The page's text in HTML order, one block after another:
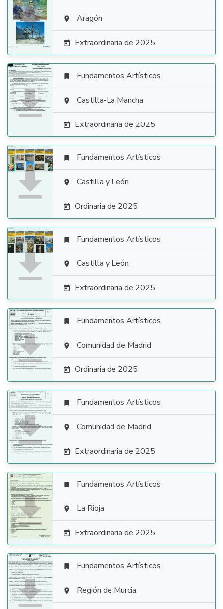
  Aragón
 Extraordinaria de 2025

 Fundamentos Artísticos
 Castilla-La Mancha
 Extraordinaria de 2025

 Fundamentos Artísticos
 Castilla y León
 Ordinaria de 2025

 Fundamentos Artísticos
 Castilla y León
 Extraordinaria de 2025

 Fundamentos Artísticos
 Comunidad de Madrid
 Ordinaria de 2025

 Fundamentos Artísticos
 Comunidad de Madrid
 Extraordinaria de 2025

 Fundamentos Artísticos
 La Rioja
 Extraordinaria de 2025

 Fundamentos Artísticos
 Región de Murcia